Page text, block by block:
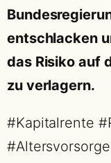
entschlacken
das Risiko auf
zu verlagern.
#Kapitalrente